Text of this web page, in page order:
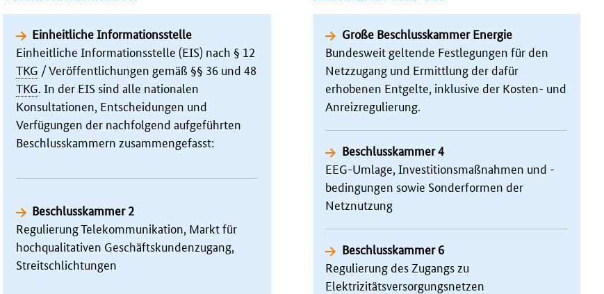
Einheitliche Informationsstelle
Einheitliche Informationsstelle (EIS) nach § 12
TKG / Veröffentlichungen gemäß §§ 36 und 48
TKG . In der EIS sind alle nationalen
Konsultationen, Entscheidungen und
Verfügungen der nachfolgend aufgeführten
Beschluss­kammern zusammengefasst:
Beschlusskammer 2
Regulierung Tele­kommunikation, Markt für
hochqualitativen Geschäfts­kunden­zugang,
Streit­schlichtungen
Große Beschlusskammer Energie
Bundesweit geltende Festlegungen für den
Netzzugang und Ermittlung der dafür
erhobenen Entgelte, inklusive der Kosten- und
Anreizregulierung.
Beschlusskammer 4
EEG-Umlage, Investitionsmaßnahmen und -
bedingungen sowie Sonderformen der
Netznutzung
Beschlusskammer 6
Regulierung des Zugangs zu
Elektrizitätsversorgungsnetzen